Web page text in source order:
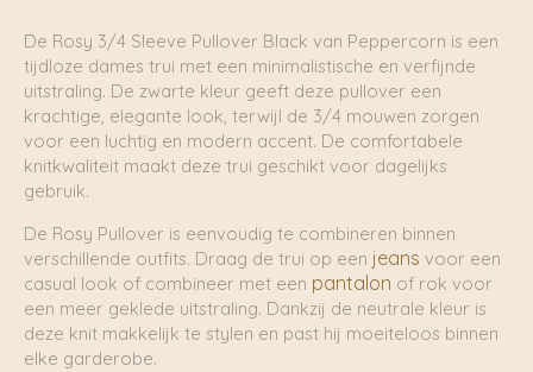
De Rosy 3/4 Sleeve Pullover Black van Peppercorn is een
tijdloze dames trui met een minimalistische en verfijnde
uitstraling. De zwarte kleur geeft deze pullover een
krachtige, elegante look, terwijl de 3/4 mouwen zorgen
voor een luchtig en modern accent. De comfortabele
knitkwaliteit maakt deze trui geschikt voor dagelijks
gebruik.
De Rosy Pullover is eenvoudig te combineren binnen
verschillende outfits. Draag de trui op een jeans voor een
casual look of combineer met een pantalon of rok voor
een meer geklede uitstraling. Dankzij de neutrale kleur is
deze knit makkelijk te stylen en past hij moeiteloos binnen
elke garderobe.